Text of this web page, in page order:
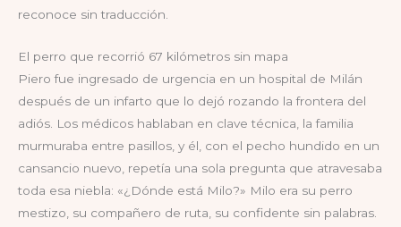
reconoce sin traducción.
El perro que recorrió 67 kilómetros sin mapa
Piero fue ingresado de urgencia en un hospital de Milán
después de un infarto que lo dejó rozando la frontera del
adiós. Los médicos hablaban en clave técnica, la familia
murmuraba entre pasillos, y él, con el pecho hundido en un
cansancio nuevo, repetía una sola pregunta que atravesaba
toda esa niebla: «¿Dónde está Milo?» Milo era su perro
mestizo, su compañero de ruta, su confidente sin palabras.